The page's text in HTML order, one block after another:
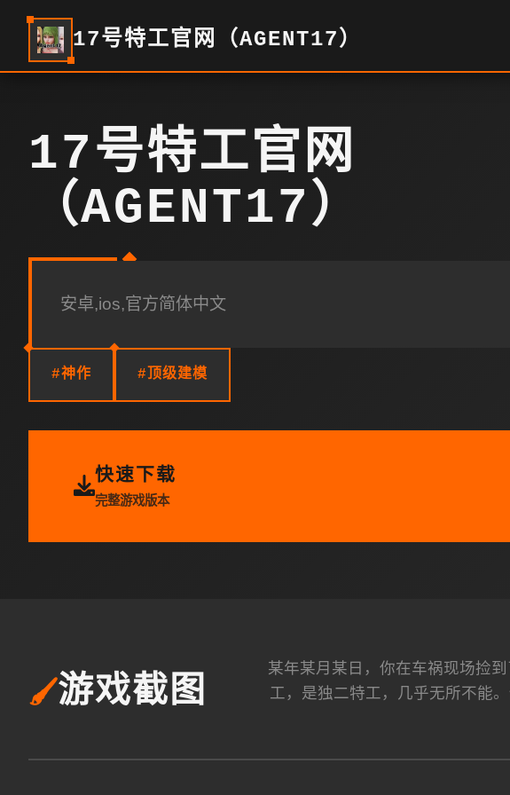
17号特工官网（AGENT17）
17号特工官网
（AGENT17）
安卓,ios,官方简体中文
#神作 #顶级建模
快速下载
完整游戏版本
🖌️游戏截图
某年某月某日，你在车祸现场捡
工，是独二特工，几乎无所不能